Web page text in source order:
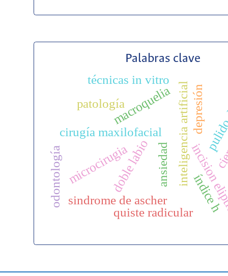
Palabras clave
cirugía maxilofacial inteligencia artificial
doble labio
sindrome de ascher
macroquelia
técnicas in vitro
quiste radicular
microcirugia ansiedad
depresión
odontología
patología
índice h